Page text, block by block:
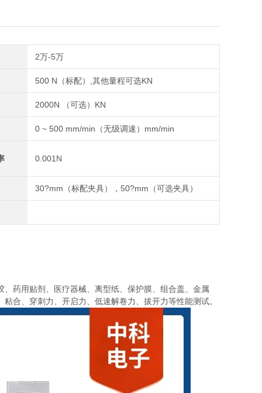
2万-5万
500 N（标配）,其他量程可选KN
2000N （可选）KN
0 ~ 500 mm/min（无级调速）mm/min
0.001N
30?mm（标配夹具），50?mm（可选夹具）
药用贴剂、医疗器械、离型纸、保护膜、组合盖、金属
合、穿刺力、开启力、低速解卷力、拔开力等性能测试。